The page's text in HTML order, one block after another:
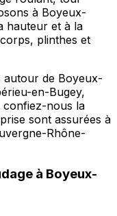
à Boyeux-
hauteur et à la
plinthes et
autour de Boyeux-
en-Bugey,
confiez-nous la
sont assurées à
Rhône-
à Boyeux-